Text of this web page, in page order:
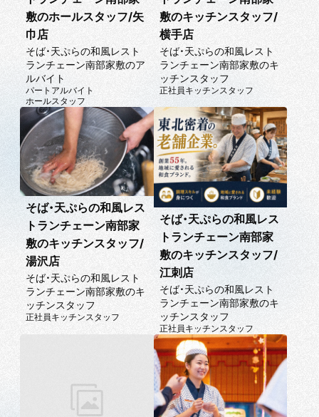
敷のホールスタッフ/矢
巾店
そば・天ぷらの和風レスト
ランチェーン南部家敷のア
ルバイト
パートアルバイト
ホールスタッフ
敷のキッチンスタッフ/
横手店
そば・天ぷらの和風レスト
ランチェーン南部家敷のキ
ッチンスタッフ
正社員キッチンスタッフ
そば・天ぷらの和風レス
トランチェーン南部家
敷のキッチンスタッフ/
湯沢店
そば・天ぷらの和風レスト
ランチェーン南部家敷のキ
ッチンスタッフ
正社員キッチンスタッフ
そば・天ぷらの和風レス
トランチェーン南部家
敷のキッチンスタッフ/
江刺店
そば・天ぷらの和風レスト
ランチェーン南部家敷のキ
ッチンスタッフ
正社員キッチンスタッフ